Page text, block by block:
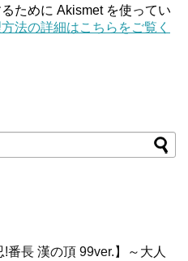
ために Akismet を使ってい
法の詳細はこちらをご覧く
!番長 漢の頂 99ver.】～大人